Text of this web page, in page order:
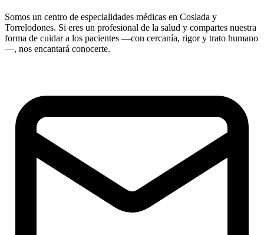
Somos un centro de especialidades médicas en Coslada y
Torrelodones. Si eres un profesional de la salud y compartes nuestra
forma de cuidar a los pacientes —con cercanía, rigor y trato humano
—, nos encantará conocerte.